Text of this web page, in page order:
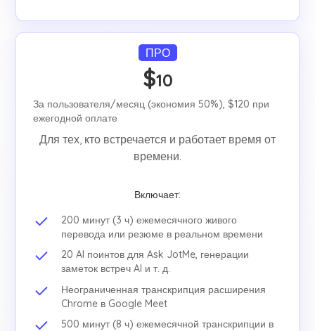
ПРО
$10
За пользователя/месяц (экономия 50%), $120 при
ежегодной оплате
Для тех, кто встречается и работает время от
времени.
Включает:
200 минут (3 ч) ежемесячного живого
перевода или резюме в реальном времени
20 AI поинтов для Ask JotMe, генерации
заметок встреч AI и т. д.
Неограниченная транскрипция расширения
Chrome в Google Meet
500 минут (8 ч) ежемесячной транскрипции в